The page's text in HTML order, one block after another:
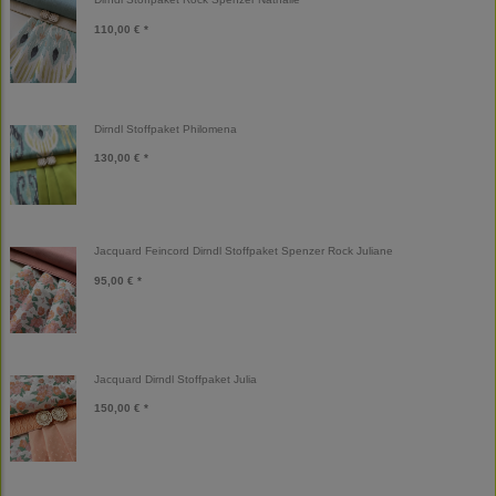
110,00 € *
Dirndl Stoffpaket Philomena
130,00 € *
Jacquard Feincord Dirndl Stoffpaket Spenzer Rock Juliane
95,00 € *
Jacquard Dirndl Stoffpaket Julia
150,00 € *